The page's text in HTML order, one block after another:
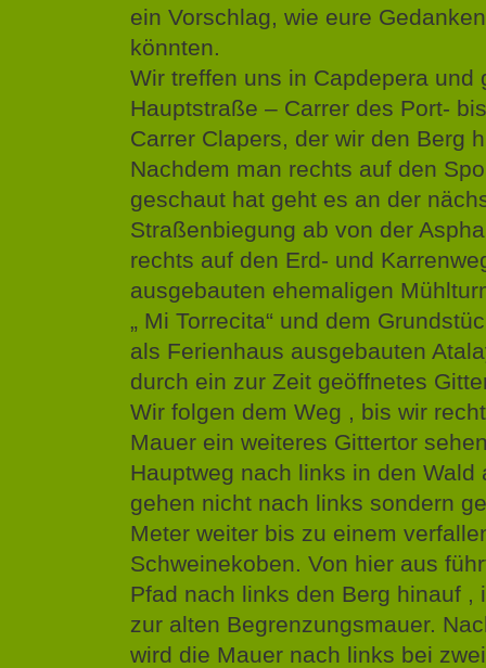
ein Vorschlag, wie eure
könnten.
Wir treffen uns in Capdepera und
Hauptstraße – Carrer des Port-
Carrer Clapers, der wir den Berg
Nachdem man rechts auf den
geschaut hat geht es an der
Straßenbiegung ab von der
rechts auf den Erd- und
ausgebauten ehemaligen
„ Mi Torrecita“ und dem
als Ferienhaus ausgebauten
durch ein zur Zeit geöffnetes
Wir folgen dem Weg , bis wir
Mauer ein weiteres Gittertor
Hauptweg nach links in den Wald
gehen nicht nach links sondern
Meter weiter bis zu einem
Schweinekoben. Von hier aus
Pfad nach links den Berg hinauf ,
zur alten Begrenzungsmauer.
wird die Mauer nach links bei